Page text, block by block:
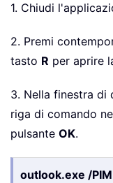
1. Chiudi
2. Premi
tasto R per aprire
3. Nella finestra di
riga di comando
pulsante OK.
outlook.exe /